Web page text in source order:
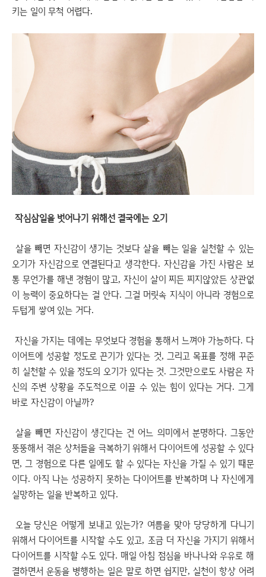
키는 일이 무척 어렵다.
작심삼일을 벗어나기 위해선 결국에는 오기
살을 빼면 자신감이 생기는 것보다 살을 빼는 일을 실천할 수 있는
오기가 자신감으로 연결된다고 생각한다. 자신감을 가진 사람은 보
통 무언가를 해낸 경험이 많고, 자신이 살이 찌든 찌지않았든 상관없
이 능력이 중요하다는 걸 안다. 그걸 머릿속 지식이 아니라 경험으로
두텁게 쌓여 있는 거다.
자신을 가지는 데에는 무엇보다 경험을 통해서 느껴야 가능하다. 다
이어트에 성공할 정도로 끈기가 있다는 것, 그리고 목표를 정해 꾸준
히 실천할 수 있을 정도의 오기가 있다는 것. 그것만으로도 사람은 자
신의 주변 상황을 주도적으로 이끌 수 있는 힘이 있다는 거다. 그게
바로 자신감이 아닐까?
살을 빼면 자신감이 생긴다는 건 어느 의미에서 분명하다. 그동안
뚱뚱해서 겪은 상처들을 극복하기 위해서 다이어트에 성공할 수 있다
면, 그 경험으로 다른 일에도 할 수 있다는 자신을 가질 수 있기 때문
이다. 아직 나는 성공하지 못하는 다이어트를 반복하며 나 자신에게
실망하는 일을 반복하고 있다.
오늘 당신은 어떻게 보내고 있는가? 여름을 맞아 당당하게 다니기
위해서 다이어트를 시작할 수도 있고, 조금 더 자신을 가지기 위해서
다이어트를 시작할 수도 있다. 매일 아침 점심을 바나나와 우유로 해
결하면서 운동을 병행하는 일은 말로 하면 쉽지만, 실천이 항상 어려